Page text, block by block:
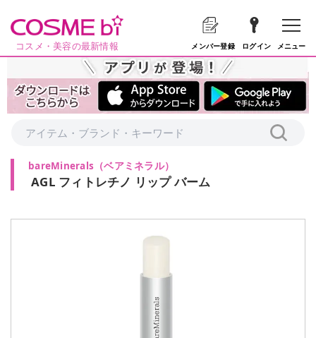
コスメ・美容の最新情報 メンバー登録 ログイン メニュー
bareMinerals （ベアミネラル）
AGL フィトレチノ リップ バーム